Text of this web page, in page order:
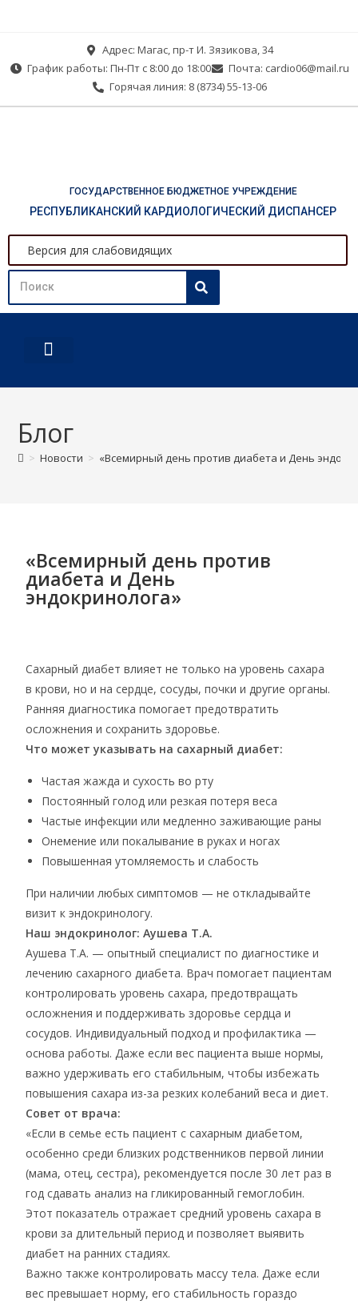
Адрес: Магас, пр-т И. Зязикова, 34
График работы: Пн-Пт с 8:00 до 18:00
Почта: cardio06@mail.ru
Горячая линия: 8 (8734) 55-13-06
ГОСУДАРСТВЕННОЕ БЮДЖЕТНОЕ УЧРЕЖДЕНИЕ
РЕСПУБЛИКАНСКИЙ КАРДИОЛОГИЧЕСКИЙ ДИСПАНСЕР
Версия для слабовидящих
Блог
> Новости > «Всемирный день против диабета и День
«Всемирный день против
диабета и День
эндокринолога»
Сахарный диабет влияет не только на уровень сахара
в крови, но и на сердце, сосуды, почки и другие органы.
Ранняя диагностика помогает предотвратить
осложнения и сохранить здоровье.
Что может указывать на сахарный диабет:
Частая жажда и сухость во рту
Постоянный голод или резкая потеря веса
Частые инфекции или медленно заживающие раны
Онемение или покалывание в руках и ногах
Повышенная утомляемость и слабость
При наличии любых симптомов — не откладывайте
визит к эндокринологу.
Наш эндокринолог: Аушева Т.А.
Аушева Т.А. — опытный специалист по диагностике и
лечению сахарного диабета. Врач помогает пациентам
контролировать уровень сахара, предотвращать
осложнения и поддерживать здоровье сердца и
сосудов. Индивидуальный подход и профилактика —
основа работы. Даже если вес пациента выше нормы,
важно удерживать его стабильным, чтобы избежать
повышения сахара из-за резких колебаний веса и диет.
Совет от врача:
«Если в семье есть пациент с сахарным диабетом,
особенно среди близких родственников первой линии
(мама, отец, сестра), рекомендуется после 30 лет раз в
год сдавать анализ на гликированный гемоглобин.
Этот показатель отражает средний уровень сахара в
крови за длительный период и позволяет выявить
диабет на ранних стадиях.
Важно также контролировать массу тела. Даже если
вес превышает норму, его стабильность гораздо